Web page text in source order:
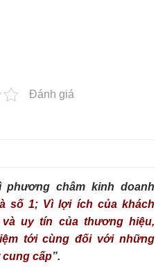
Đánh giá
phương châm kinh doanh
số 1; Vì lợi ích của khách
uy tín của thương hiệu,
tới cùng đối với những
cung cấp”.